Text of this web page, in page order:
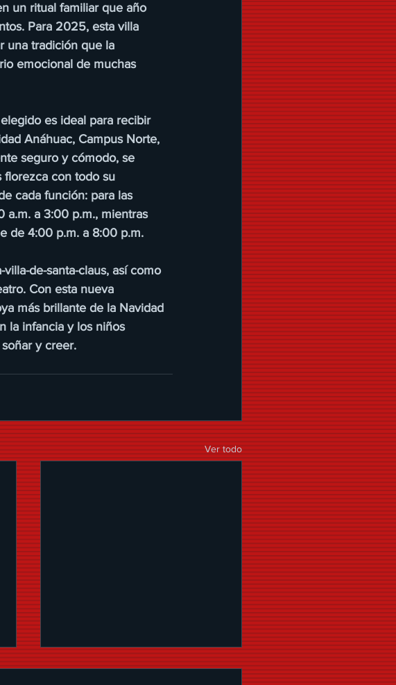
un ritual familiar que año
Para 2025, esta villa
una tradición que la
emocional de muchas
es ideal para recibir
Anáhuac, Campus Norte,
seguro y cómodo, se
florezca con todo su
cada función: para las
a.m. a 3:00 p.m., mientras
de 4:00 p.m. a 8:00 p.m.
de-santa-claus, así como
Con esta nueva
más brillante de la Navidad
la infancia y los niños
y creer.
Ver todo